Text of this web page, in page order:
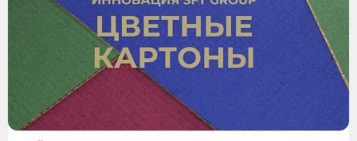
Кадры
Мировые новости
Наука
Обзоры оборудования